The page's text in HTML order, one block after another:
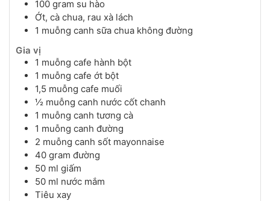
100 gram su hào
Ớt, cà chua, rau xà lách
1 muỗng canh sữa chua không đường
Gia vị
1 muỗng cafe hành bột
1 muỗng cafe ớt bột
1,5 muỗng cafe muối
½ muỗng canh nước cốt chanh
1 muỗng canh tương cà
1 muỗng canh đường
2 muỗng canh sốt mayonnaise
40 gram đường
50 ml giấm
50 ml nước mắm
Tiêu xay